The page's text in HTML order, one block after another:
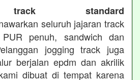
standard
seluruh jajaran track
penuh, sandwich dan
jogging track juga
berjalan epdm dan akrilik
dibuat di tempat karena